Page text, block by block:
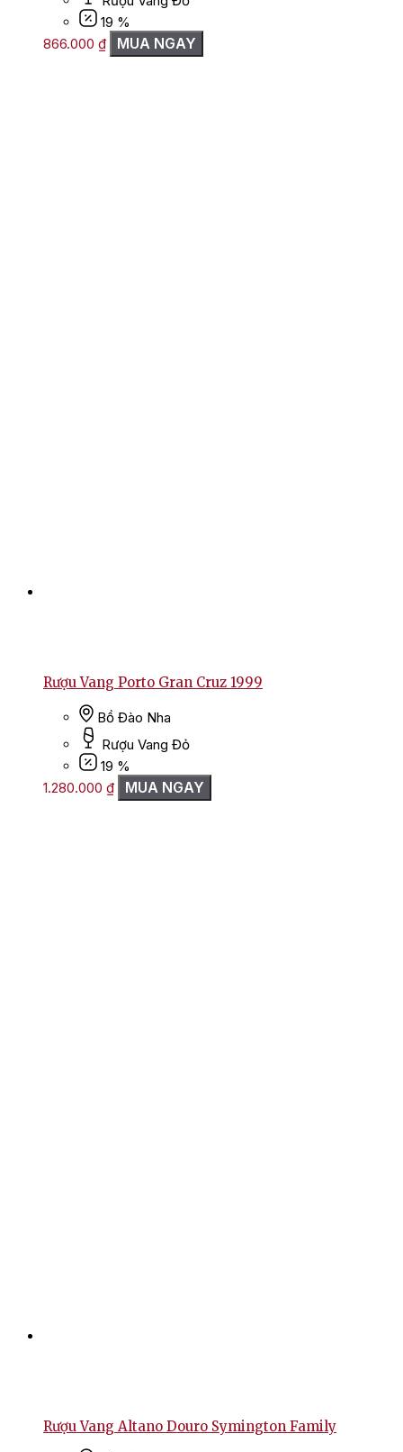
19 %
866.000 ₫ MUA NGAY
Rượu Vang Porto Gran Cruz 1999
Bồ Đào Nha
Rượu Vang Đỏ
19 %
1.280.000 ₫ MUA NGAY
Rượu Vang Altano Douro Symington Family